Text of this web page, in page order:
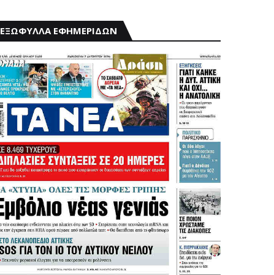
ΕΞΩΦΥΛΛΑ ΕΦΗΜΕΡΙΔΩΝ